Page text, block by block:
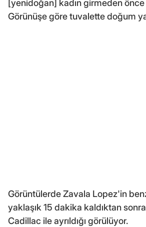
[yenidoğan] kadın girmeden
Görünüşe göre tuvalette doğum
Görüntülerde Zavala Lopez'in
yaklaşık 15 dakika kaldıktan
Cadillac ile ayrıldığı görülüyor.